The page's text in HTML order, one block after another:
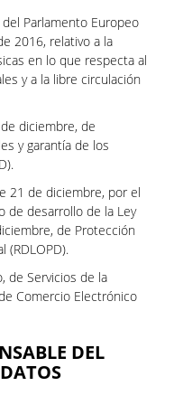
Parlamento Europeo
2016, relativo a la
en lo que respecta al
y a la libre circulación
diciembre, de
y garantía de los
21 de diciembre, por el
de desarrollo de la Ley
de Protección
(RDLOPD).
de Servicios de la
Comercio Electrónico
DEL